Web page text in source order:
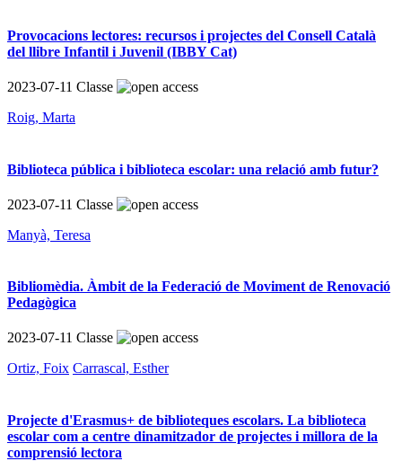
Provocacions lectores: recursos i projectes del Consell Català
del llibre Infantil i Juvenil (IBBY Cat)
2023-07-11 Classe
Roig, Marta
Biblioteca pública i biblioteca escolar: una relació amb futur?
2023-07-11 Classe
Manyà, Teresa
Bibliomèdia. Àmbit de la Federació de Moviment de Renovació
Pedagògica
2023-07-11 Classe
Ortiz, Foix Carrascal, Esther
Projecte d'Erasmus+ de biblioteques escolars. La biblioteca
escolar com a centre dinamitzador de projectes i millora de la
comprensió lectora